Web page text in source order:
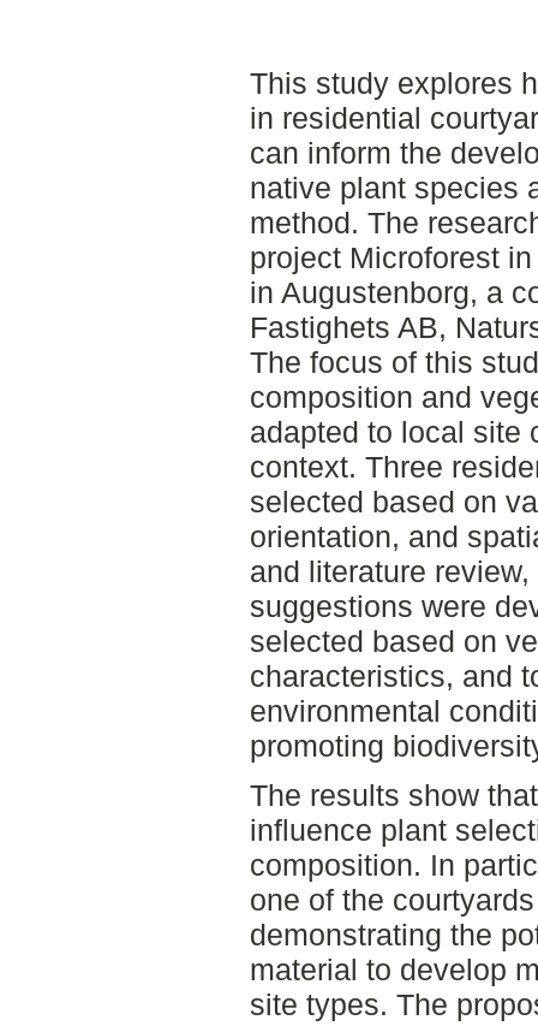
This study explores
in residential
can inform the
native plant species
method. The
project Microforest
in Augustenborg, a
Fastighets AB,
The focus of this
composition and
adapted to local site
context. Three
selected based on
orientation, and
and literature
suggestions were
selected based on
characteristics, and
environmental
promoting
The results show
influence plant
composition. In
one of the
demonstrating the
material to develop
site types. The